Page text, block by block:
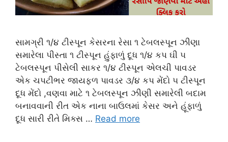
સામગ્રી ૧/૪ ટીસ્પૂન કેસરના રેસા ૧ ટેબલસ્પૂન ઝીણા
સમારેલા પીસ્તા ૧ ટીસ્પૂન હુંફાળું દૂધ ૧/૪ કપ ઘી ૫
ટેબલસ્પૂન પીસેલી સાકર ૧/૪ ટીસ્પૂન એલચી પાવડર
એક ચપટીભર જાયફળ પાવડર ૩/૪ કપ મેંદો ૫ ટીસ્પૂન
દૂધ મેંદો ,વણવા માટે ૧ ટેબલસ્પૂન ઝીણી સમારેલી બદામ
બનાવવાની રીત એક નાના બાઉલમાં કેસર અને હૂંફાળું
દૂધ સારી રીતે મિક્સ … Read more